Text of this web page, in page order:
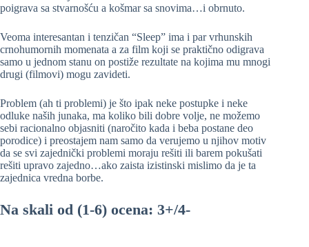
poigrava sa stvarnošću a košmar sa snovima…i obrnuto.
Veoma interesantan i tenzičan “Sleep” ima i par vrhunskih
crnohumornih momenata a za film koji se praktično odigrava
samo u jednom stanu on postiže rezultate na kojima mu mnogi
drugi (filmovi) mogu zavideti.
Problem (ah ti problemi) je što ipak neke postupke i neke
odluke naših junaka, ma koliko bili dobre volje, ne možemo
sebi racionalno objasniti (naročito kada i beba postane deo
porodice) i preostajem nam samo da verujemo u njihov motiv
da se svi zajednički problemi moraju rešiti ili barem pokušati
rešiti upravo zajedno…ako zaista izistinski mislimo da je ta
zajednica vredna borbe.
Na skali od (1-6) ocena: 3+/4-